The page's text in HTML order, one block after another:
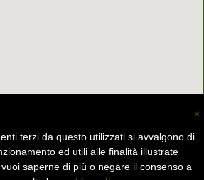
info@lavalsassina.com
×
terzi da questo utilizzati si avvalgono di
ed utili alle finalità illustrate
saperne di più o negare il consenso a